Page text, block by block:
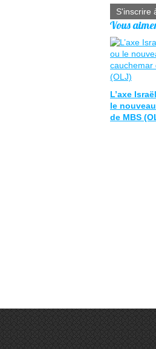
S'inscrire
Vous
L’axe
le
de MBS